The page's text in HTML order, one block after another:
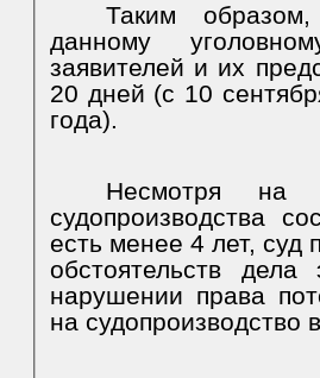
Таким
данному
заявителей и их
20 дней (с 10
года).
Несмотря на
судопроизводства
есть менее 4 лет, суд
обстоятельств дела
нарушении права
на судопроизводство